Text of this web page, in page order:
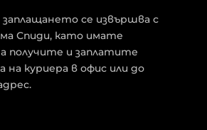
се извършва с
Спиди, като имате
получите и заплатите
на куриера в офис или до